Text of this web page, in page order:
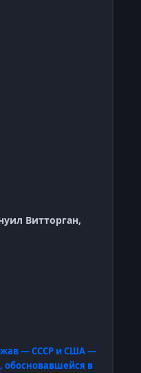
Витторган,
— СССР и США —
обосновавшейся в